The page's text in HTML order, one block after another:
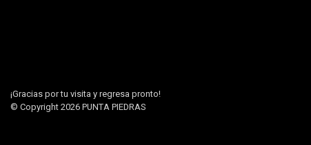
¡Gracias por tu visita y regresa pronto!
© Copyright 2026 PUNTA PIEDRAS